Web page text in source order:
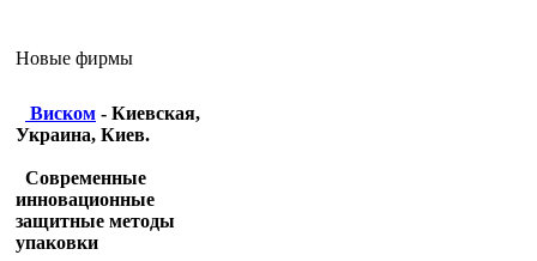
Новые фирмы
Виском - Киевская,
Украина, Киев.
Современные
инновационные
защитные методы
упаковки